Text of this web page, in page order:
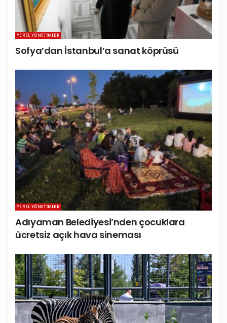
YEREL YÖNETIMLER
Sofya’dan İstanbul’a sanat köprüsü
YEREL YÖNETIMLER
Adıyaman Belediyesi’nden çocuklara
ücretsiz açık hava sineması